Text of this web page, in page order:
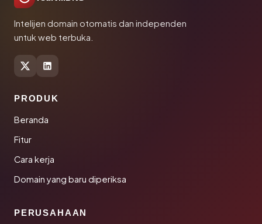
Intelijen domain otomatis dan independen
untuk web terbuka.
PRODUK
Beranda
Fitur
Cara kerja
Domain yang baru diperiksa
PERUSAHAAN